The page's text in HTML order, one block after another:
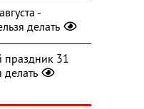
-
делать
31
делать